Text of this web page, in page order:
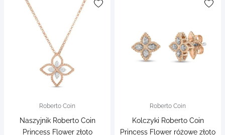
Roberto Coin
Naszyjnik Roberto Coin
Princess Flower złoto
Roberto Coin
Kolczyki Roberto Coin
Princess Flower różowe złoto